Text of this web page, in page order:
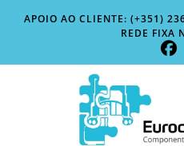
APOIO AO CLIENTE: (+351)
REDE FIXA